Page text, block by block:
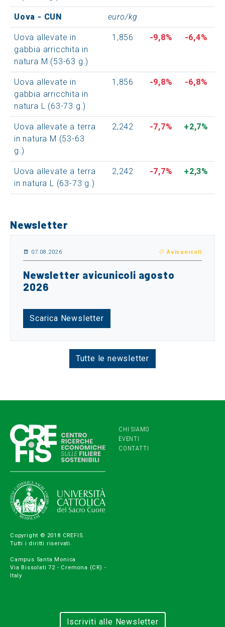
Uova - CUN euro/kg
Uova allevate in
gabbia arricchita in
natura M (53-63 g.)
1,856 -9,8% -6,4%
Uova allevate in
gabbia arricchita in
natura L (63-73 g.)
1,856 -9,8% -6,8%
Uova allevate a terra
in natura M (53-63
g.)
2,242 -7,7% +2,7%
Uova allevate a terra
in natura L (63-73 g.)
2,242 -7,7% +2,3%
Newsletter
07.08.2026 Avicunicoli
Newsletter avicunicoli agosto
2026
Scarica Newsletter
Tutte le newsletter
Copyright © 2018 CREFIS.
Tutti i diritti riservati.
Campus Santa Monica
Via Bissolati 72 - Cremona (CR) -
Italy
CHI SIAMO
EVENTI
CONTATTI
Iscriviti alle Newsletter